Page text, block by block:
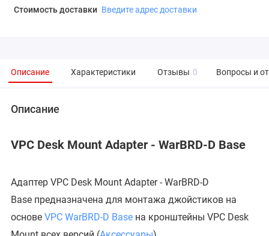
Стоимость доставки Введите адрес доставки
Описание Характеристики Отзывы 0 Вопросы и
Описание
VPC Desk Mount Adapter - WarBRD-D Base
Адаптер VPC Desk Mount Adapter - WarBRD-D
Base предназначена для монтажа джойстиков на
основе VPC WarBRD-D Base на кронштейны VPC Desk